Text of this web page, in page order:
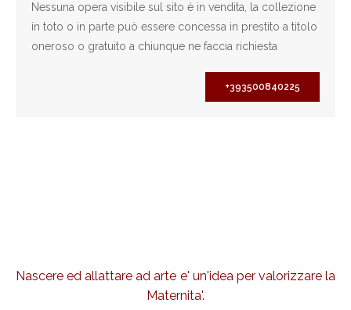
Nessuna opera visibile sul sito è in vendita, la collezione
in toto o in parte può essere concessa in prestito a titolo
oneroso o gratuito a chiunque ne faccia richiesta
+393500840225
Nascere ed allattare ad arte e' un'idea per valorizzare la
Maternita'.